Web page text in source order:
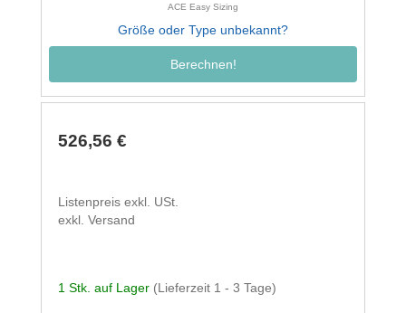
ACE Easy Sizing
Größe oder Type unbekannt?
Berechnen!
526,56 €
Listenpreis exkl. USt.
exkl. Versand
1 Stk. auf Lager (Lieferzeit 1 - 3 Tage)